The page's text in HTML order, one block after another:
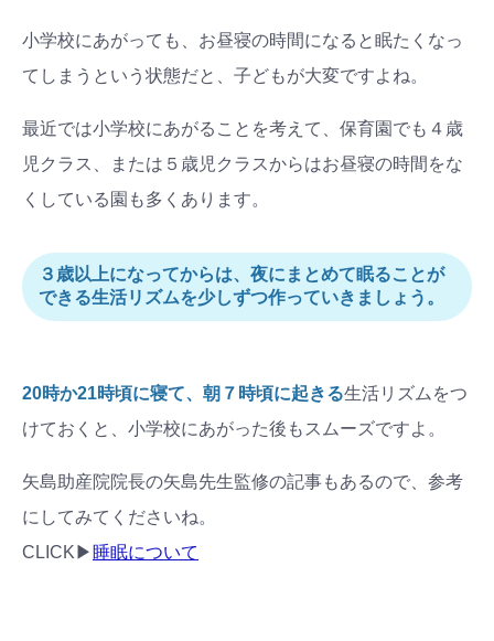
小学校にあがっても、お昼寝の時間になると眠たくなっ
てしまうという状態だと、子どもが大変ですよね。
最近では小学校にあがることを考えて、保育園でも４歳
児クラス、または５歳児クラスからはお昼寝の時間をな
くしている園も多くあります。
３歳以上になってからは、夜にまとめて眠ることが
できる生活リズムを少しずつ作っていきましょう。
20時か21時頃に寝て、朝７時頃に起きる生活リズムをつ
けておくと、小学校にあがった後もスムーズですよ。
矢島助産院院長の矢島先生監修の記事もあるので、参考
にしてみてくださいね。
CLICK▶ 睡眠について